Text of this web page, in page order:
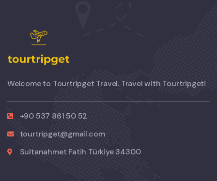
Welcome to Tourtripget Travel. Travel with Tourtripget!
+90 537 861 50 52
tourtripget@gmail.com
Sultanahmet Fatih Türkiye 34300